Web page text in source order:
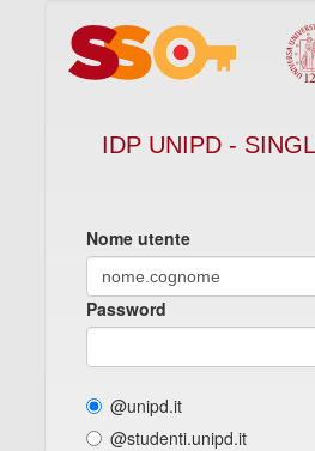
IDP UNIPD -
Nome utente
Password
@unipd.it
@studenti.unipd.it